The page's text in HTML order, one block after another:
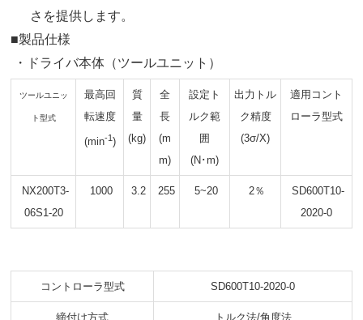
さを提供します。
■製品仕様
・ドライバ本体（ツールユニット）
ツールユニッ
ト型式
最高回
転速度
(min-1)
質
量
(kg)
全
長
(m
m)
設定ト
ルク範
囲
(N･m)
出力トル
ク精度
(3σ/X)
適用コント
ローラ型式
NX200T3-
06S1-20
1000 3.2 255 5~20 2％
SD600T10-
2020-0
コントローラ型式 SD600T10-2020-0
締付け方式 トルク法/角度法